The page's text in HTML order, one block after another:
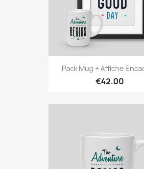
Pack Mug + Affiche
€42.00